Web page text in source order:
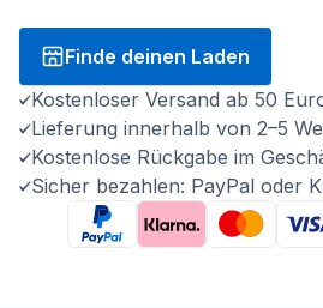
Finde deinen Laden
Kostenloser Versand ab 50
Lieferung innerhalb von 2–5
Kostenlose Rückgabe im
Sicher bezahlen: PayPal oder